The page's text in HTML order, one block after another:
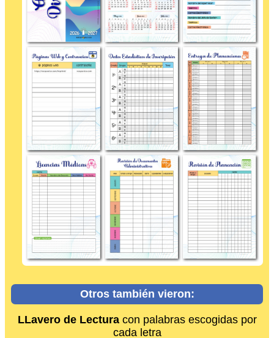
Otros también vieron:
LLavero de Lecturacon palabras escogidas por
cada letra